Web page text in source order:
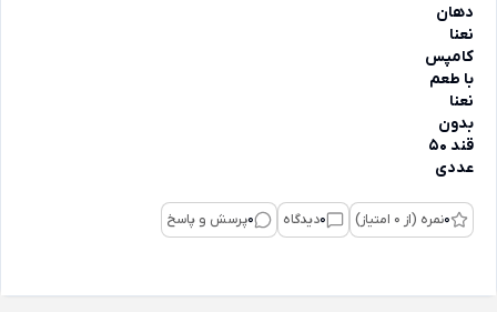
دهان
نعنا
کامپس
با طعم
نعنا
بدون
قند 50
عددی
0نمره (از 0 امتیاز) 0دیدگاه 0پرسش و پاسخ